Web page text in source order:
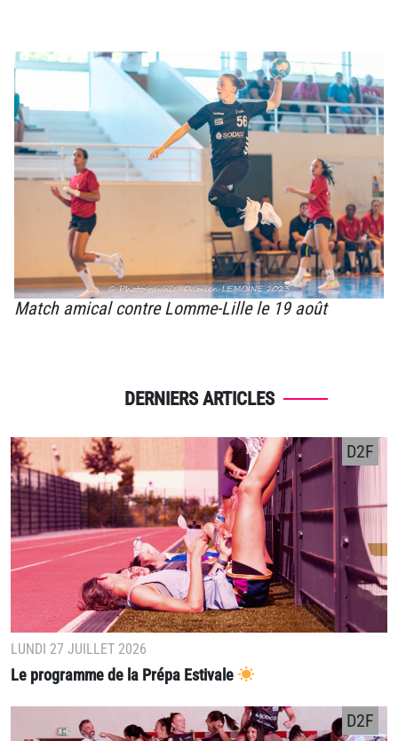
Match amical contre Lomme-Lille le 19 août
DERNIERS ARTICLES
LUNDI 27 JUILLET 2026
Le programme de la Prépa Estivale
D2F
D2F